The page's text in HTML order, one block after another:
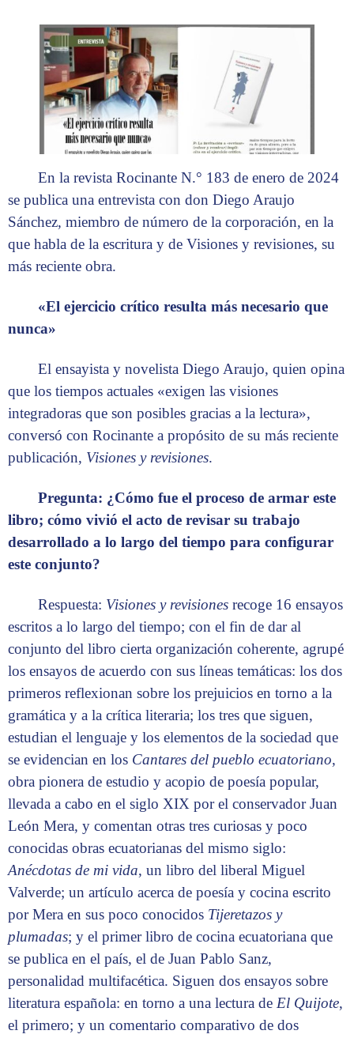
En la revista Rocinante N.° 183 de enero de 2024
se publica una entrevista con don Diego Araujo
Sánchez, miembro de número de la corporación, en la
que habla de la escritura y de Visiones y revisiones, su
más reciente obra.
«El ejercicio crítico resulta más necesario que
nunca»
El ensayista y novelista Diego Araujo, quien opina
que los tiempos actuales «exigen las visiones
integradoras que son posibles gracias a la lectura»,
conversó con Rocinante a propósito de su más reciente
publicación, Visiones y revisiones.
Pregunta: ¿Cómo fue el proceso de armar este
libro; cómo vivió el acto de revisar su trabajo
desarrollado a lo largo del tiempo para configurar
este conjunto?
Respuesta: Visiones y revisiones recoge 16 ensayos
escritos a lo largo del tiempo; con el fin de dar al
conjunto del libro cierta organización coherente, agrupé
los ensayos de acuerdo con sus líneas temáticas: los dos
primeros reflexionan sobre los prejuicios en torno a la
gramática y a la crítica literaria; los tres que siguen,
estudian el lenguaje y los elementos de la sociedad que
se evidencian en los Cantares del pueblo ecuatoriano,
obra pionera de estudio y acopio de poesía popular,
llevada a cabo en el siglo XIX por el conservador Juan
León Mera, y comentan otras tres curiosas y poco
conocidas obras ecuatorianas del mismo siglo:
Anécdotas de mi vida, un libro del liberal Miguel
Valverde; un artículo acerca de poesía y cocina escrito
por Mera en sus poco conocidos Tijeretazos y
plumadas; y el primer libro de cocina ecuatoriana que
se publica en el país, el de Juan Pablo Sanz,
personalidad multifacética. Siguen dos ensayos sobre
literatura española: en torno a una lectura de El Quijote,
el primero; y un comentario comparativo de dos